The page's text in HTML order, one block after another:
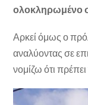
ολοκληρωμένο
Αρκεί όμως ο
αναλύοντας σε
νομίζω ότι